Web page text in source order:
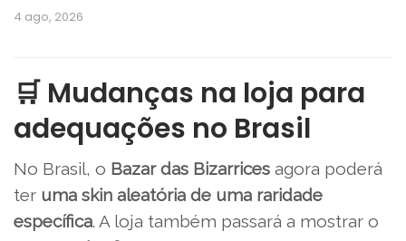
4 ago, 2026
🛒 Mudanças na loja para
adequações no Brasil
No Brasil, o Bazar das Bizarrices agora poderá
ter uma skin aleatória de uma raridade
específica. A loja também passará a mostrar o